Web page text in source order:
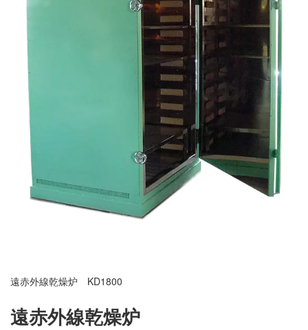
遠赤外線乾燥炉 KD1800
遠赤外線乾燥炉